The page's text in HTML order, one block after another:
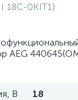
18C-0KIT1)
AEG
В
18